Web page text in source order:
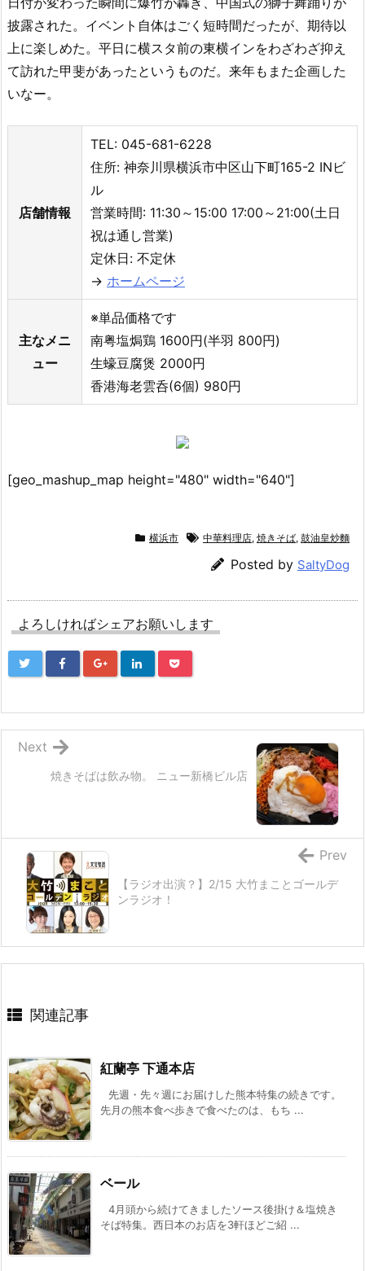
披露された。イベント自体はごく短時間だったが、期待以
上に楽しめた。平日に横スタ前の東横インをわざわざ抑え
て訪れた甲斐があったというものだ。来年もまた企画した
いなー。
店舗情報
TEL: 045-681-6228
住所: 神奈川県横浜市中区山下町165-2 INビ
ル
営業時間: 11:30～15:00 17:00～21:00(土日
祝は通し営業)
定休日: 不定休
→ ホームページ
主なメニ
ュー
※単品価格です
南粤塩焗鶏 1600円(半羽 800円)
生蠔豆腐煲 2000円
香港海老雲呑(6個) 980円
[geo_mashup_map height="480" width="640"]
横浜市 中華料理店, 焼きそば, 鼓油皇炒麵
Posted by SaltyDog
よろしければシェアお願いします
焼きそばは飲み物。 ニュー新橋ビル店
Next
【ラジオ出演？】2/15 大竹まことゴールデ
ンラジオ！
Prev
関連記事
紅蘭亭 下通本店
先週・先々週にお届けした熊本特集の続きです。
先月の熊本食べ歩きで食べたのは、もち ...
ベール
4月頭から続けてきましたソース後掛け＆塩焼き
そば特集。西日本のお店を3軒ほどご紹 ...